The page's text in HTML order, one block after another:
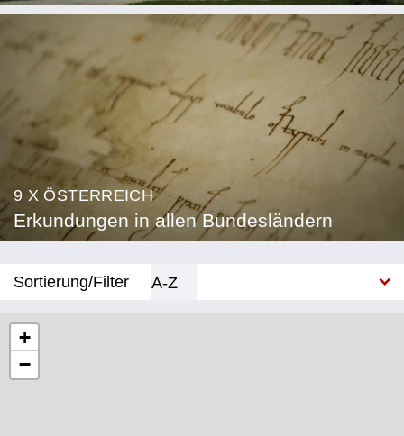
9 X ÖSTERREICH
Erkundungen in allen Bundesländern
Sortierung/Filter
A-Z
+
−